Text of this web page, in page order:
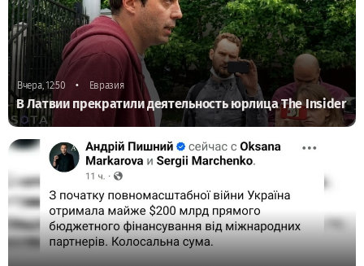
Вчера, 12:50 • Евразия
В Латвии прекратили деятельность юрлица The Insider